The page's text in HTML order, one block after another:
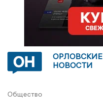
ОРЛОВСКИЕ
НОВОСТИ
Общество